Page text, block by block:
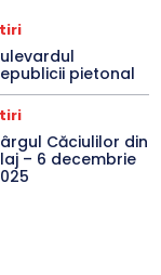
pietonal
Căciulilor din
– 6 decembrie